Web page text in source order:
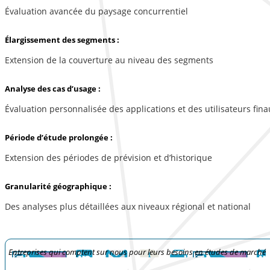
Évaluation avancée du paysage concurrentiel
Élargissement des segments :
Extension de la couverture au niveau des segments
Analyse des cas d’usage :
Évaluation personnalisée des applications et des utilisateurs
Période d’étude prolongée :
Extension des périodes de prévision et d’historique
Granularité géographique :
Des analyses plus détaillées aux niveaux régional et national
Entreprises qui comptent sur nous pour leurs besoins en études de marché